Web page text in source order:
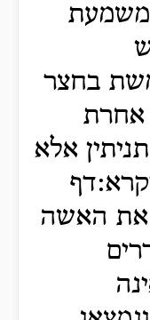
בחצר
אחרת
אלא
האשה